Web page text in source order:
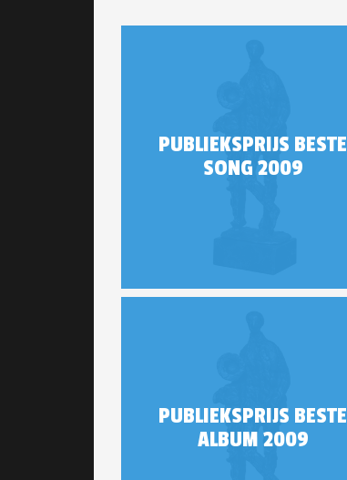
PUBLIEKSPRIJS BESTE
SONG 2009
PUBLIEKSPRIJS BESTE
ALBUM 2009